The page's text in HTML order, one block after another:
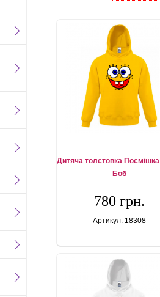
Дитяча толстовка
Боб
780 грн.
Артикул: 18308